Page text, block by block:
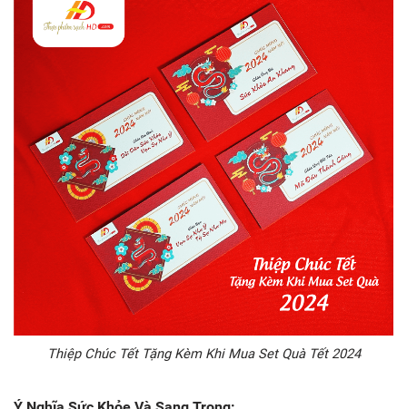
Thiệp Chúc Tết Tặng Kèm Khi Mua Set Quà Tết 2024